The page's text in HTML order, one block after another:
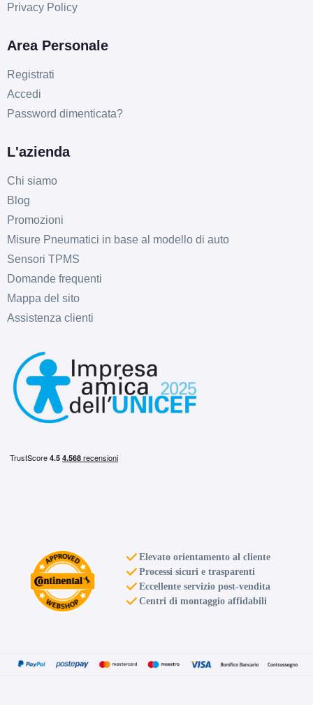
Privacy Policy
Area Personale
Registrati
Accedi
Password dimenticata?
L'azienda
Chi siamo
Blog
Promozioni
Misure Pneumatici in base al modello di auto
Sensori TPMS
Domande frequenti
Mappa del sito
Assistenza clienti
Elevato orientamento al cliente
Processi sicuri e trasparenti
Eccellente servizio post-vendita
Centri di montaggio affidabili